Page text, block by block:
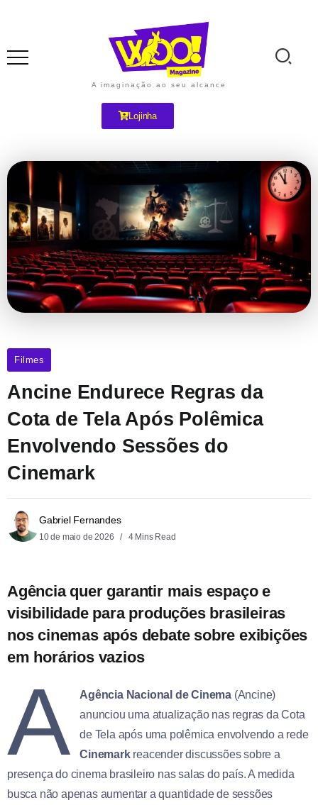
A imaginação ao seu alcance
Lojinha
Filmes
Ancine Endurece Regras da
Cota de Tela Após Polêmica
Envolvendo Sessões do
Cinemark
Gabriel Fernandes
10 de maio de 2026 4 Mins Read
Agência quer garantir mais espaço e
visibilidade para produções brasileiras
nos cinemas após debate sobre exibições
em horários vazios
A Agência Nacional de Cinema (Ancine)
anunciou uma atualização nas regras da Cota
de Tela após uma polêmica envolvendo a rede
Cinemarkreacender discussões sobre a
presença do cinema brasileiro nas salas do país. A medida
busca não apenas aumentar a quantidade de sessões